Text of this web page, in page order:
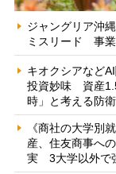
ジャングリア沖
ミスリード 事業
キオクシアなど
投資妙味 資産
時」と考える防
《商社の大学別
産、住友商事へ
実 3大学以外で